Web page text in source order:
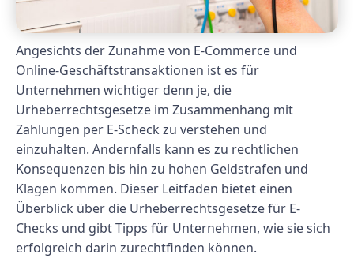
Angesichts der Zunahme von E-Commerce und
Online-Geschäftstransaktionen ist es für
Unternehmen wichtiger denn je, die
Urheberrechtsgesetze im Zusammenhang mit
Zahlungen per E-Scheck zu verstehen und
einzuhalten. Andernfalls kann es zu rechtlichen
Konsequenzen bis hin zu hohen Geldstrafen und
Klagen kommen. Dieser Leitfaden bietet einen
Überblick über die Urheberrechtsgesetze für E-
Checks und gibt Tipps für Unternehmen, wie sie sich
erfolgreich darin zurechtfinden können.